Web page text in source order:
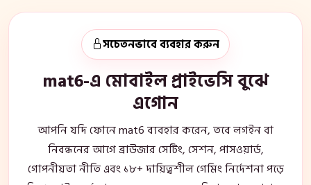
সচেতনভাবে ব্যবহার করুন
mat6-এ মোবাইল প্রাইভেসি বুঝে
এগোন
আপনি যদি ফোনে mat6 ব্যবহার করেন, তবে লগইন বা
নিবন্ধনের আগে ব্রাউজার সেটিং, সেশন, পাসওয়ার্ড,
গোপনীয়তা নীতি এবং ১৮+ দায়িত্বশীল গেমিং নির্দেশনা পড়ে